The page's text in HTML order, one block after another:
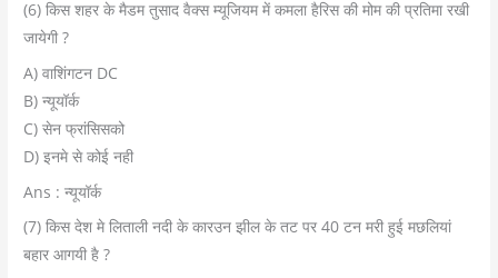
(6) किस शहर के मैडम तुसाद वैक्स म्यूजियम में कमला हैरिस की मोम की प्रतिमा रखी
जायेगी ?
A) वाशिंगटन DC
B) न्यूयॉर्क
C) सेन फ्रांसिसको
D) इनमे से कोई नही
Ans : न्यूयॉर्क
(7) किस देश मे लिताली नदी के कारउन झील के तट पर 40 टन मरी हुई मछलियां
बहार आगयी है ?